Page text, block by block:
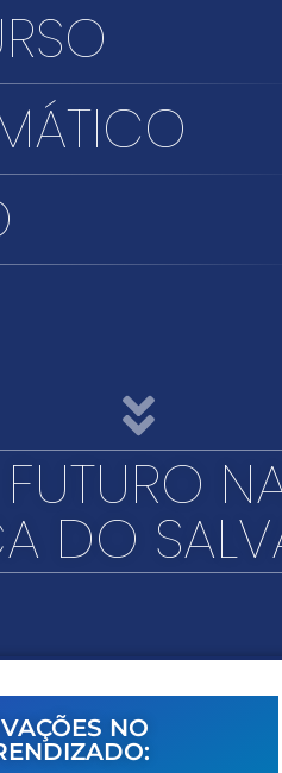
DO
NO